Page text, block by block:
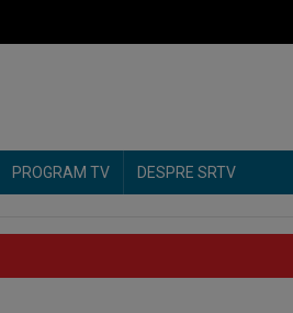
PROGRAM TV DESPRE SRTV